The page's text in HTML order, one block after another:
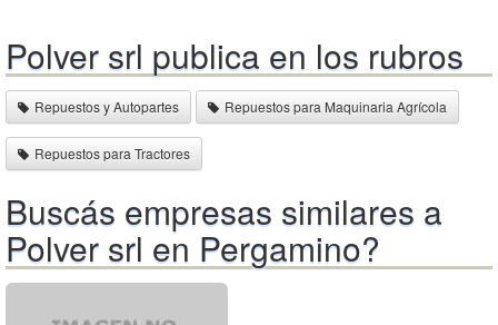
Polver srl publica en los rubros
Repuestos y Autopartes Repuestos para Maquinaria Agrícola
Repuestos para Tractores
Buscás empresas similares a
Polver srl en Pergamino?